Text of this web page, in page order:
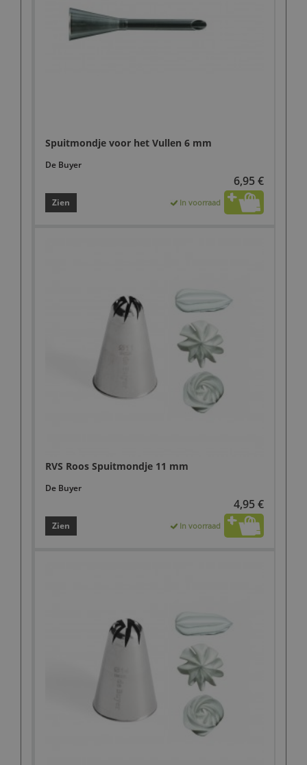
Spuitmondje voor het Vullen 6 mm
De Buyer
6,95 €
Zien In voorraad
RVS Roos Spuitmondje 11 mm
De Buyer
4,95 €
Zien In voorraad